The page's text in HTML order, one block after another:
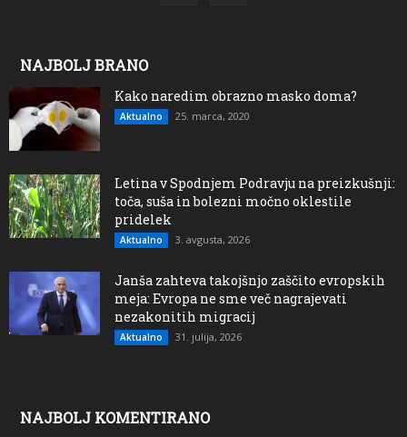
NAJBOLJ BRANO
Kako naredim obrazno masko doma?
Aktualno 25. marca, 2020
Letina v Spodnjem Podravju na preizkušnji:
toča, suša in bolezni močno oklestile
pridelek
Aktualno 3. avgusta, 2026
Janša zahteva takojšnjo zaščito evropskih
meja: Evropa ne sme več nagrajevati
nezakonitih migracij
Aktualno 31. julija, 2026
NAJBOLJ KOMENTIRANO